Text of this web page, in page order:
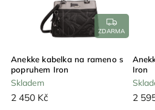
ZDARMA
Anekke kabelka na rameno s
popruhem Iron
Skladem
2 450 Kč
Iron
2